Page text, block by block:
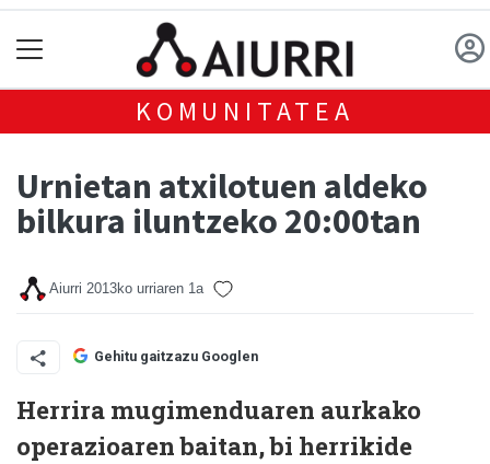
KOMUNITATEA
Urnietan atxilotuen aldeko
bilkura iluntzeko 20:00tan
Aiurri 2013ko urriaren 1a
Gehitu gaitzazu Googlen
Herrira mugimenduaren aurkako
operazioaren baitan, bi herrikide